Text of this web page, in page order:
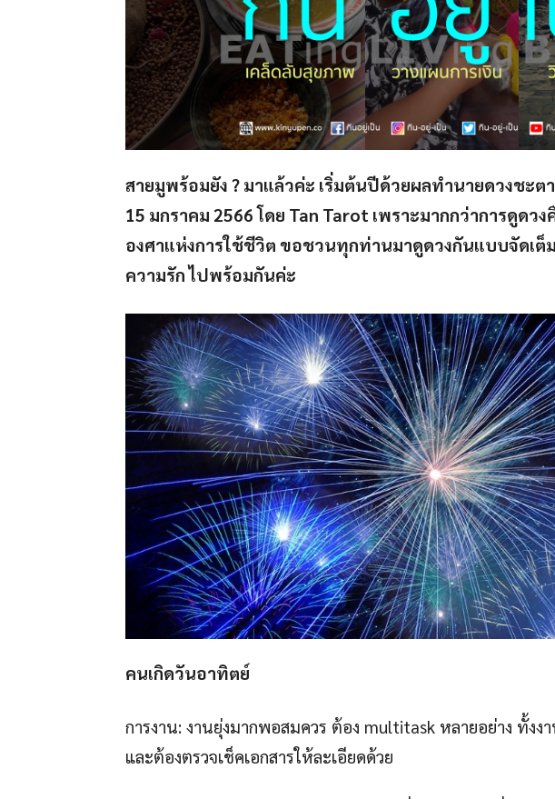
สายมูพร้อมยัง ? มาแล้วค่ะ เริ่มต้นปีด้วยผลทำนายดวงชะตา
15 มกราคม 2566 โดย Tan Tarot เพราะมากกว่าการดูดว
องศาแห่งการใช้ชีวิต ขอชวนทุกท่านมาดูดวงกันแบบจัดเต็ม
ความรัก ไปพร้อมกันค่ะ
คนเกิดวันอาทิตย์
การงาน: งานยุ่งมากพอสมควร ต้อง multitask หลายอย่าง ทั้งง
และต้องตรวจเช็คเอกสารให้ละเอียดด้วย